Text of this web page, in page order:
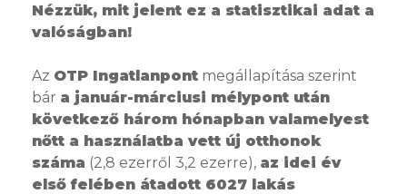
Nézzük, mit jelent ez a statisztikai adat a
valóságban!
Az OTP Ingatlanpont megállapítása szerint
bár a január-márciusi mélypont után
következő három hónapban valamelyest
nőtt a használatba vett új otthonok
száma (2,8 ezerről 3,2 ezerre), az idei év
első felében átadott 6027 lakás